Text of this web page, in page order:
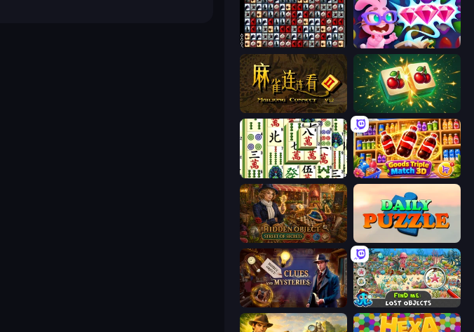
War Mahjong Skydom: Reforged
Mahjong Connect 2 (Legacy) Mahjong Puzzle: Tile Match
Mahjong Shanghai Goods Triple Match 3D
Hidden Object: Street Of Secrets
Hidden Object: Clues and Mysteries Find Me: Lost Objects